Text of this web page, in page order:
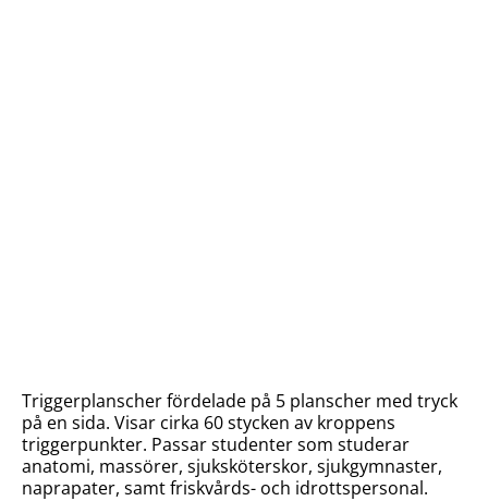
Triggerplanscher fördelade på 5 planscher med tryck
på en sida. Visar cirka 60 stycken av kroppens
triggerpunkter. Passar studenter som studerar
anatomi, massörer, sjuksköterskor, sjukgymnaster,
naprapater, samt friskvårds- och idrottspersonal.